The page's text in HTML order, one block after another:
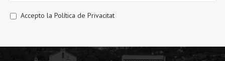
Accepto la Política de Privacitat